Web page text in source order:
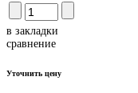
в закладки
сравнение
Уточнить цену